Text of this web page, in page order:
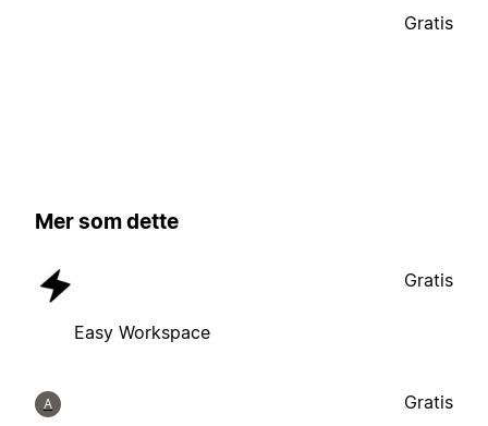
Gratis
Mer som dette
Easy Workspace
Gratis
A Gratis